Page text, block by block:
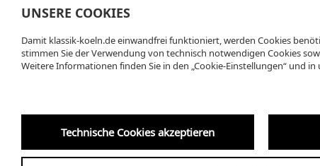
UNSERE COOKIES
Damit klassik-koeln.de einwandfrei funktioniert, werden Cookies
stimmen Sie der Verwendung von technisch notwendigen Cookies
Weitere Informationen finden Sie in den „Cookie-Einstellungen“ und in
Technische Cookies akzeptieren